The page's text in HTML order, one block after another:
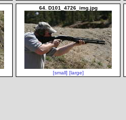
64. D101_4726_img.jpg
[small] [large]